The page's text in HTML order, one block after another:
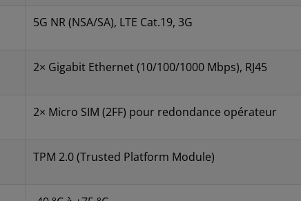
5G NR (NSA/SA), LTE Cat.19, 3G
2× Gigabit Ethernet (10/100/1000 Mbps), RJ45
2× Micro SIM (2FF) pour redondance opérateur
TPM 2.0 (Trusted Platform Module)